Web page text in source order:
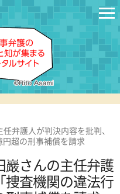
弁護人が判決内容を批判、
円超の刑事補償を請求
巖さんの主任弁護
捜査機関の違法行